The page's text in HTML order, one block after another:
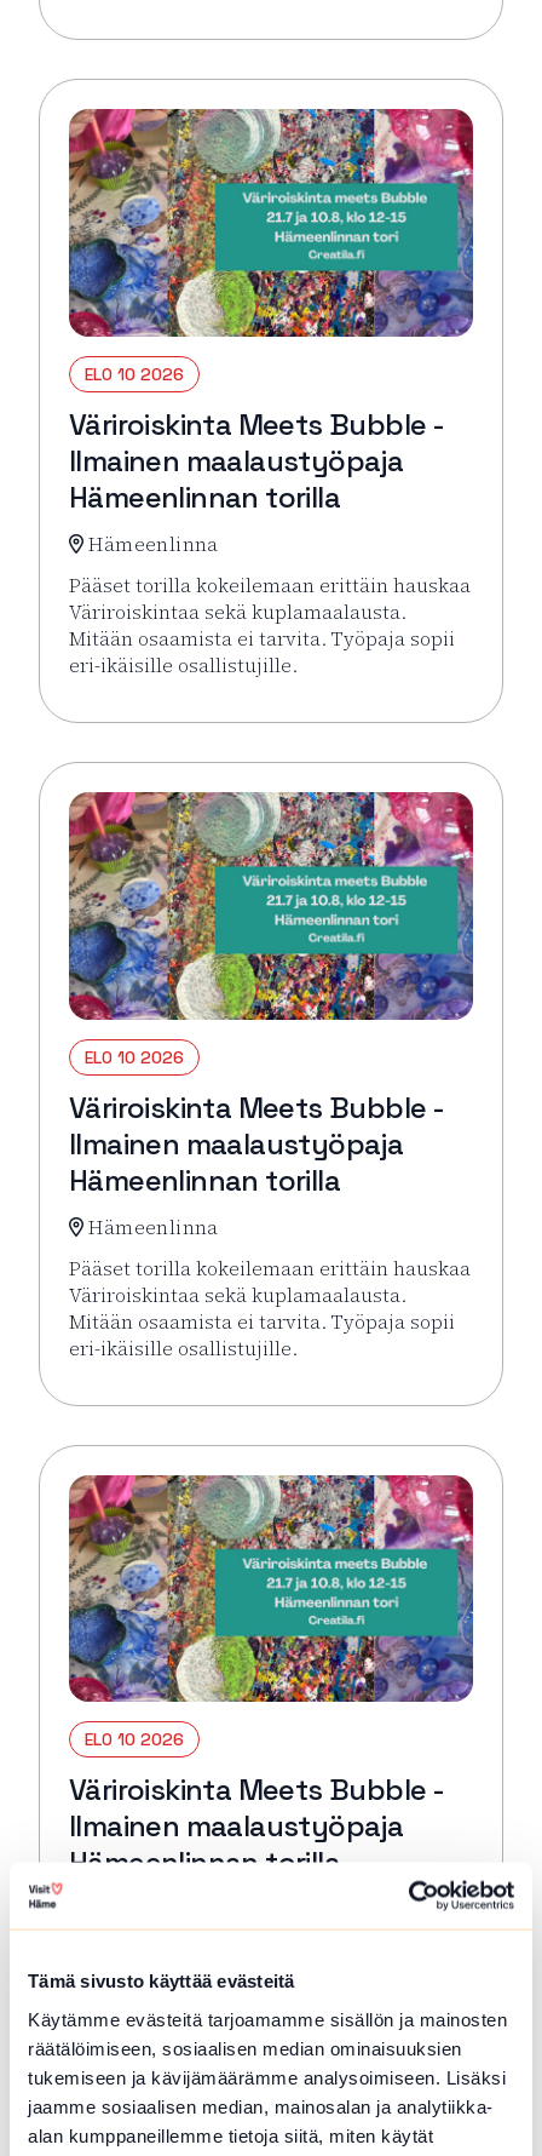
Tämä sivusto käyttää evästeitä
Käytämme evästeitä tarjoamamme sisällön ja mainosten
räätälöimiseen, sosiaalisen median ominaisuuksien
tukemiseen ja kävijämäärämme analysoimiseen. Lisäksi
jaamme sosiaalisen median, mainosalan ja analytiikka-
alan kumppaneillemme tietoja siitä, miten käytät
Lue lisää tapahtumasta Väriroiskinta Meets
ELO 10 2026
Väriroiskinta Meets Bubble -
Ilmainen maalaustyöpaja
Hämeenlinnan torilla
Hämeenlinna
Pääset torilla kokeilemaan erittäin hauskaa
Väriroiskintaa sekä kuplamaalausta.
Mitään osaamista ei tarvita. Työpaja sopii
eri-ikäisille osallistujille.
Lue lisää tapahtumasta Väriroiskinta Meets
ELO 10 2026
Väriroiskinta Meets Bubble -
Ilmainen maalaustyöpaja
Hämeenlinnan torilla
Hämeenlinna
Pääset torilla kokeilemaan erittäin hauskaa
Väriroiskintaa sekä kuplamaalausta.
Mitään osaamista ei tarvita. Työpaja sopii
eri-ikäisille osallistujille.
Lue lisää tapahtumasta Väriroiskinta Meets
ELO 10 2026
Väriroiskinta Meets Bubble -
Ilmainen maalaustyöpaja
Hämeenlinnan torilla
Väriroiskintaa sekä kuplamaalausta.
eri-ikäisille osallistujille.
Lue lisää tapahtumasta Väriroiskinta Meets